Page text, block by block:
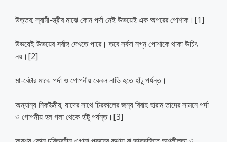
উত্তর: স্বামী-স্ত্রীর মাঝে কোন পর্দা নেই উভয়েই এক অপরের পোশাক।[1]
উভয়েই উভয়ের সর্বাঙ্গ দেখতে পারে। তবে সর্বদা নগ্ন পোশাকে থাকা উচিৎ
নয়।[2]
মা-বেটার মাঝে পর্দা ও গোপনীয় কেবল নাভি হতে হাঁটু পর্যন্ত।
অন্যান্য নিকটাত্মীয়; যাদের সাথে চিরকালের জন্য বিবাহ হারাম তাদের সামনে পর্দা
ও গোপনীয় হল গলা থেকে হাঁটু পর্যন্ত।[3]